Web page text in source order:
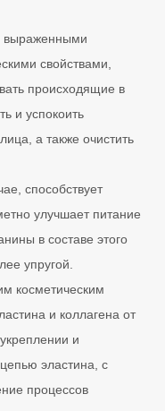
свойствами,
происходящие в
и успокоить
а также очистить
способствует
улучшает питание
в составе этого
упругой.
косметическим
и коллагена от
и
эластина, с
процессов